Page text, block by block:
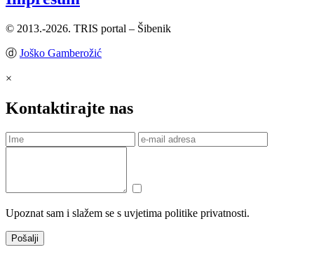
© 2013.-2026. TRIS portal – Šibenik
ⓓ Joško Gamberožić
×
Kontaktirajte nas
Upoznat sam i slažem se s uvjetima politike privatnosti.
Pošalji